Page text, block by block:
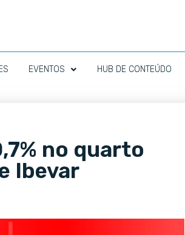
EVENTOS HUB DE CONTEÚDO
no quarto
Ibevar